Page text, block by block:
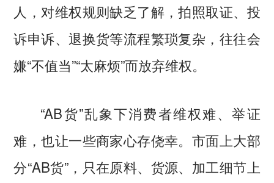
人，对维权规则缺乏了解，拍照取证、投
诉申诉、退换货等流程繁琐复杂，往往会
嫌“不值当”“太麻烦”而放弃维权。
“AB货”乱象下消费者维权难、举证
难，也让一些商家心存侥幸。市面上大部
分“AB货”，只在原料、货源、加工细节上